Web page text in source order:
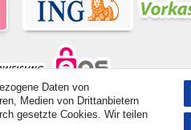
| Grundpreise siehe Artikeldetail | *Gilt für
Daten von
Medien von Drittanbietern
gesetzte Cookies. Wir teilen